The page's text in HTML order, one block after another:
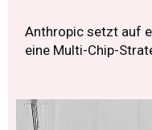
Anthropic setzt auf
eine Multi-Chip-